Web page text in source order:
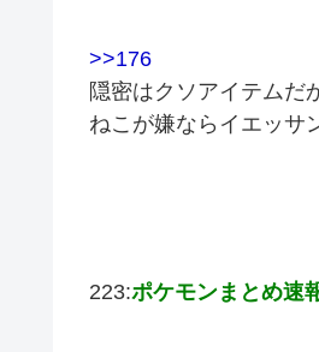
>>176
隠密はクソアイテムだ
ねこが嫌ならイエッサ
223:ポケモンまとめ速